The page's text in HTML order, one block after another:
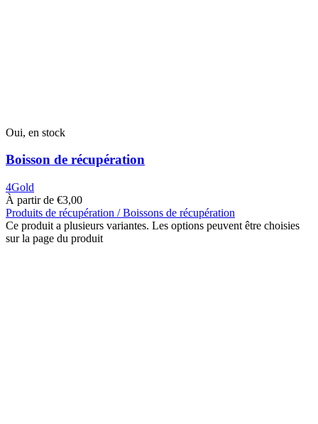
Oui, en stock
Boisson de récupération
4Gold
À partir de €3,00
Produits de récupération / Boissons de récupération
Ce produit a plusieurs variantes. Les options peuvent être choisies
sur la page du produit